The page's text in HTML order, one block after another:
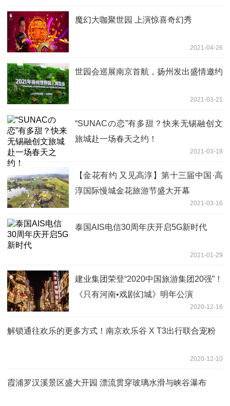
魔幻大咖聚世园 上演惊喜奇幻秀
2021-04-26
世园会巡展南京首航，扬州发出盛情邀约
2021-03-21
“SUNACの恋”有多甜？快来无锡融创文
旅城赴一场春天之约！
2021-03-18
【金花有约 又见高淳】第十三届中国·高
淳国际慢城金花旅游节盛大开幕
2021-03-16
泰国AIS电信30周年庆开启5G新时代
2021-01-29
建业集团荣登“2020中国旅游集团20强”！
《只有河南•戏剧幻城》明年公演
2020-12-16
解锁通往欢乐的更多方式！南京欢乐谷 X T3出行联合宠粉
2020-12-10
霞浦罗汉溪景区盛大开园 漂流贯穿玻璃水滑与峡谷瀑布